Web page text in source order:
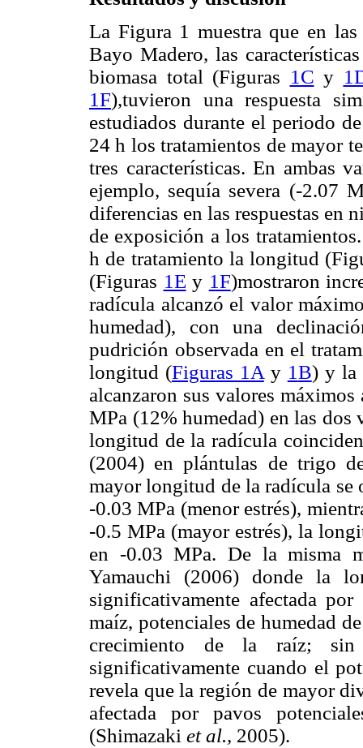
La Figura 1 muestra que en
Bayo Madero, las
biomasa total (Figuras 1C y
1F),tuvieron una respuesta
estudiados durante el periodo
24 h los tratamientos de mayor
tres características. En ambas
ejemplo, sequía severa (-2.07
diferencias en las respuestas en
de exposición a los
h de tratamiento la longitud
(Figuras 1E y 1F)mostraron
radícula alcanzó el valor
humedad), con una
pudrición observada en el
longitud (Figuras 1A y 1B) y la
alcanzaron sus valores
MPa (12% humedad) en las dos
longitud de la radícula
(2004) en plántulas de trigo
mayor longitud de la radícula se
-0.03 MPa (menor estrés),
-0.5 MPa (mayor estrés), la
en -0.03 MPa. De la misma
Yamauchi (2006) donde la
significativamente afectada
maíz, potenciales de humedad
crecimiento de la raíz; sin
significativamente cuando el
revela que la región de mayor
afectada por pavos
(Shimazaki et al., 2005).